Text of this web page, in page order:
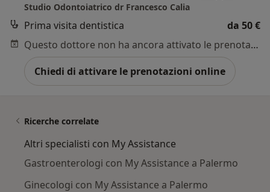
Studio Odontoiatrico dr Francesco Calia
Prima visita dentistica
da 50 €
Questo dottore non ha ancora attivato le prenotazioni online presso questo indirizzo.
Chiedi di attivare le prenotazioni online
Ricerche correlate
Altri specialisti con My Assistance
Gastroenterologi con My Assistance a Palermo
Ginecologi con My Assistance a Palermo